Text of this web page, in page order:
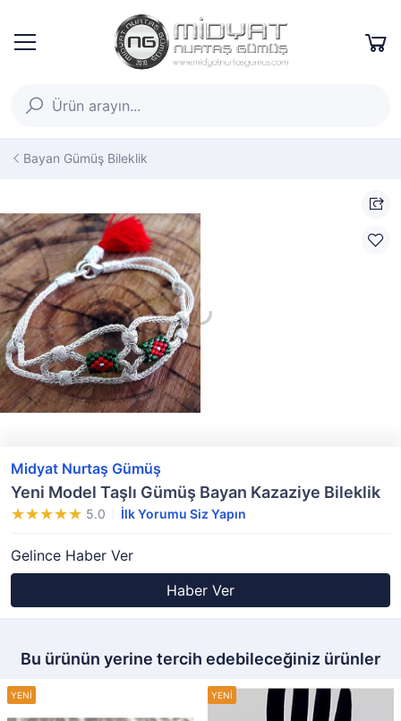
Bayan Gümüş Bileklik
Midyat Nurtaş Gümüş
Yeni Model Taşlı Gümüş Bayan Kazaziye Bileklik
5.0 İlk Yorumu Siz Yapın
Gelince Haber Ver
Haber Ver
Bu ürünün yerine tercih edebileceğiniz ürünler